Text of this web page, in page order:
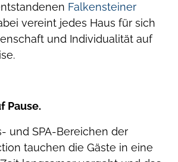
Falkensteiner
vereint jedes Haus für sich
und Individualität auf
Pause.
und SPA-Bereichen der
tauchen die Gäste in eine